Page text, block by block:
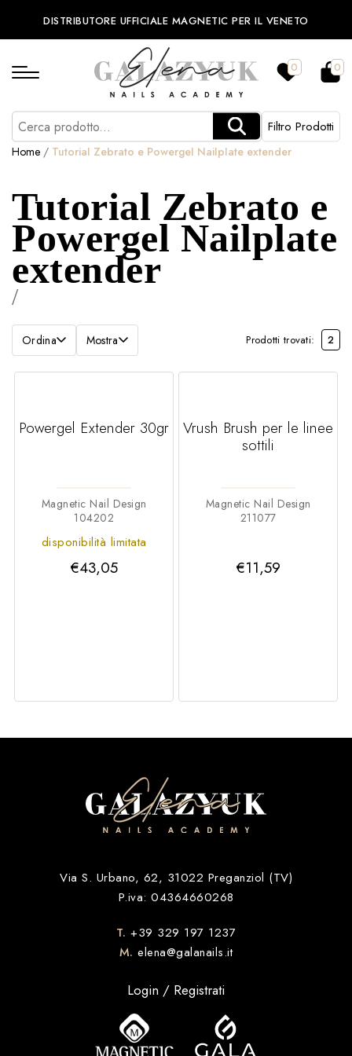
DISTRIBUTORE UFFICIALE MAGNETIC PER IL VENETO
0 0
Filtro Prodotti
Home / Tutorial Zebrato e Powergel Nailplate extender
Tutorial Zebrato e
Powergel Nailplate
extender
/
Ordina Mostra Prodotti trovati: 2
Powergel Extender 30gr
Magnetic Nail Design
104202
disponibilità limitata
€43,05
Vrush Brush per le linee
sottili
Magnetic Nail Design
211077
€11,59
Via S. Urbano, 62, 31022 Preganziol (TV)
P.iva: 04364660268
T. +39 329 197 1237
M. elena@galanails.it
Login / Registrati